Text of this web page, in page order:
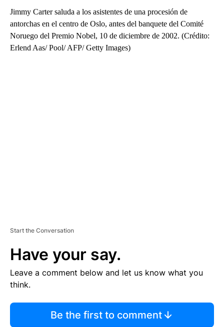
Jimmy Carter saluda a los asistentes de una procesión de
antorchas en el centro de Oslo, antes del banquete del Comité
Noruego del Premio Nobel, 10 de diciembre de 2002. (Crédito:
Erlend Aas/ Pool/ AFP/ Getty Images)
Start the Conversation
Have your say.
Leave a comment below and let us know what you
think.
Be the first to comment